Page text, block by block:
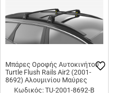
Μπάρες Οροφής Αυτοκινήτου
Turtle Flush Rails Air2 (2001-
8692) Αλουμινίου Μαύρες
Κωδικός: TU-2001-8692-B